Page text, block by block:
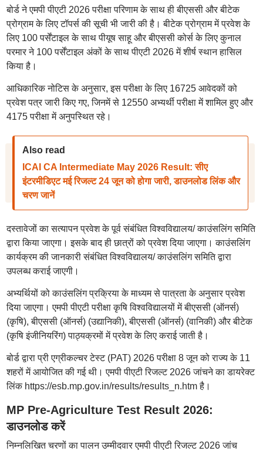
बोर्ड ने एमपी पीएटी 2026 परीक्षा परिणाम के साथ ही बीएससी और बीटेक
प्रोग्राम के लिए टॉपर्स की सूची भी जारी की है। बीटेक प्रोग्राम में प्रवेश के
लिए 100 पर्सेंटाइल के साथ पीयूष साहू और बीएससी कोर्स के लिए कुनाल
परमार ने 100 पर्सेंटाइल अंकों के साथ पीएटी 2026 में शीर्ष स्थान हासिल
किया है।
आधिकारिक नोटिस के अनुसार, इस परीक्षा के लिए 16725 आवेदकों को
प्रवेश पत्र जारी किए गए, जिनमें से 12550 अभ्यर्थी परीक्षा में शामिल हुए और
4175 परीक्षा में अनुपस्थित रहे।
Also read
ICAI CA Intermediate May 2026 Result: सीए
इंटरमीडिएट मई रिजल्ट 24 जून को होगा जारी, डाउनलोड लिंक और
चरण जानें
दस्तावेजों का सत्यापन प्रवेश के पूर्व संबंधित विश्वविद्यालय/ काउंसलिंग समिति
द्वारा किया जाएगा। इसके बाद ही छात्रों को प्रवेश दिया जाएगा। काउंसलिंग
कार्यक्रम की जानकारी संबंधित विश्वविद्यालय/ काउंसलिंग समिति द्वारा
उपलब्ध कराई जाएगी।
अभ्यर्थियों को काउंसलिंग प्रक्रिया के माध्यम से पात्रता के अनुसार प्रवेश
दिया जाएगा। एमपी पीएटी परीक्षा कृषि विश्वविद्यालयों में बीएससी (ऑनर्स)
(कृषि), बीएससी (ऑनर्स) (उद्यानिकी), बीएससी (ऑनर्स) (वानिकी) और बीटेक
(कृषि इंजीनियरिंग) पाठ्यक्रमों में प्रवेश के लिए कराई जाती है।
बोर्ड द्वारा प्री एग्रीकल्चर टेस्ट (PAT) 2026 परीक्षा 8 जून को राज्य के 11
शहरों में आयोजित की गई थी। एमपी पीएटी रिजल्ट 2026 जांचने का डायरेक्ट
लिंक https://esb.mp.gov.in/results/results_n.htm है।
MP Pre-Agriculture Test Result 2026:
डाउनलोड करें
निम्नलिखित चरणों का पालन उम्मीदवार एमपी पीएटी रिजल्ट 2026 जांच